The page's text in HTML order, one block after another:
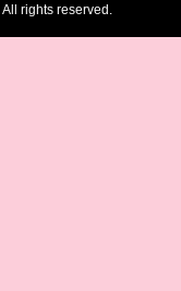
All rights reserved.